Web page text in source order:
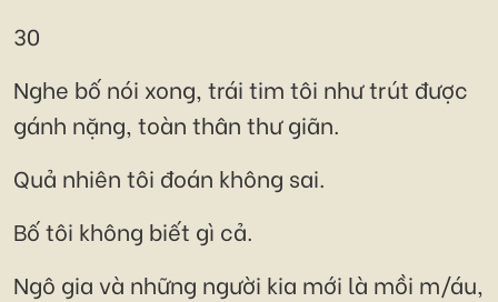
30
Nghe bố nói xong, trái tim tôi như trút được
gánh nặng, toàn thân thư giãn.
Quả nhiên tôi đoán không sai.
Bố tôi không biết gì cả.
Ngô gia và những người kia mới là mồi m/áu,